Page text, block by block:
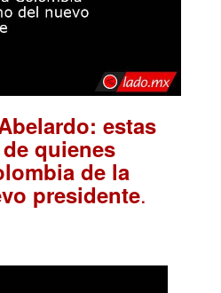
estas
quienes
de la
presidente.